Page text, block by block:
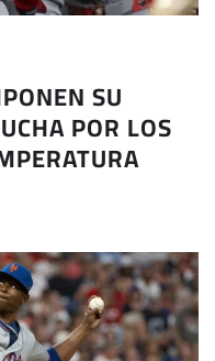
SU
POR LOS